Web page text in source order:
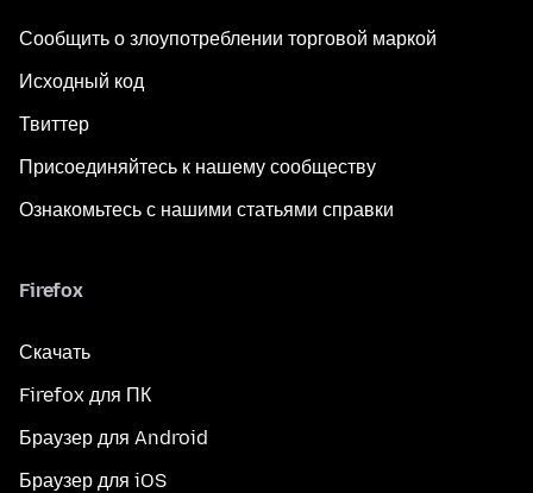
Сообщить о злоупотреблении торговой маркой
Исходный код
Твиттер
Присоединяйтесь к нашему сообществу
Ознакомьтесь с нашими статьями справки
Firefox
Скачать
Firefox для ПК
Браузер для Android
Браузер для iOS